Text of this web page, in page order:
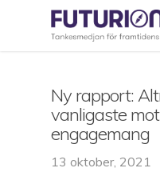
Ny rapport:
vanligaste
engagemang
13 oktober, 2021